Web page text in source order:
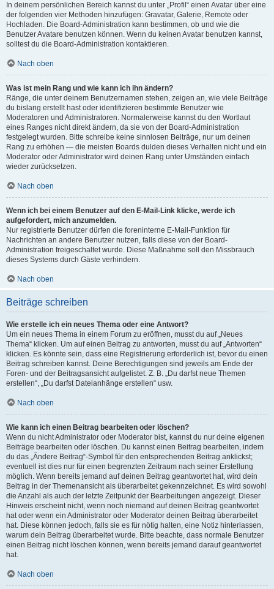
In deinem persönlichen Bereich kannst du unter „Profil“ einen Avatar über eine
der folgenden vier Methoden hinzufügen: Gravatar, Galerie, Remote oder
Hochladen. Die Board-Administration kann bestimmen, ob und wie die
Benutzer Avatare benutzen können. Wenn du keinen Avatar benutzen kannst,
solltest du die Board-Administration kontaktieren.
Nach oben
Was ist mein Rang und wie kann ich ihn ändern?
Ränge, die unter deinem Benutzernamen stehen, zeigen an, wie viele Beiträge
du bislang erstellt hast oder identifizieren bestimmte Benutzer wie
Moderatoren und Administratoren. Normalerweise kannst du den Wortlaut
eines Ranges nicht direkt ändern, da sie von der Board-Administration
festgelegt wurden. Bitte schreibe keine sinnlosen Beiträge, nur um deinen
Rang zu erhöhen — die meisten Boards dulden dieses Verhalten nicht und ein
Moderator oder Administrator wird deinen Rang unter Umständen einfach
wieder zurücksetzen.
Nach oben
Wenn ich bei einem Benutzer auf den E-Mail-Link klicke, werde ich
aufgefordert, mich anzumelden.
Nur registrierte Benutzer dürfen die foreninterne E-Mail-Funktion für
Nachrichten an andere Benutzer nutzen, falls diese von der Board-
Administration freigeschaltet wurde. Diese Maßnahme soll den Missbrauch
dieses Systems durch Gäste verhindern.
Nach oben
Beiträge schreiben
Wie erstelle ich ein neues Thema oder eine Antwort?
Um ein neues Thema in einem Forum zu eröffnen, musst du auf „Neues
Thema“ klicken. Um auf einen Beitrag zu antworten, musst du auf „Antworten“
klicken. Es könnte sein, dass eine Registrierung erforderlich ist, bevor du einen
Beitrag schreiben kannst. Deine Berechtigungen sind jeweils am Ende der
Foren- und der Beitragsansicht aufgelistet. Z. B. „Du darfst neue Themen
erstellen“, „Du darfst Dateianhänge erstellen“ usw.
Nach oben
Wie kann ich einen Beitrag bearbeiten oder löschen?
Wenn du nicht Administrator oder Moderator bist, kannst du nur deine eigenen
Beiträge bearbeiten oder löschen. Du kannst einen Beitrag bearbeiten, indem
du das „Ändere Beitrag“-Symbol für den entsprechenden Beitrag anklickst;
eventuell ist dies nur für einen begrenzten Zeitraum nach seiner Erstellung
möglich. Wenn bereits jemand auf deinen Beitrag geantwortet hat, wird dein
Beitrag in der Themenansicht als überarbeitet gekennzeichnet. Es wird sowohl
die Anzahl als auch der letzte Zeitpunkt der Bearbeitungen angezeigt. Dieser
Hinweis erscheint nicht, wenn noch niemand auf deinen Beitrag geantwortet
hat oder wenn ein Administrator oder Moderator deinen Beitrag überarbeitet
hat. Diese können jedoch, falls sie es für nötig halten, eine Notiz hinterlassen,
warum dein Beitrag überarbeitet wurde. Bitte beachte, dass normale Benutzer
einen Beitrag nicht löschen können, wenn bereits jemand darauf geantwortet
hat.
Nach oben